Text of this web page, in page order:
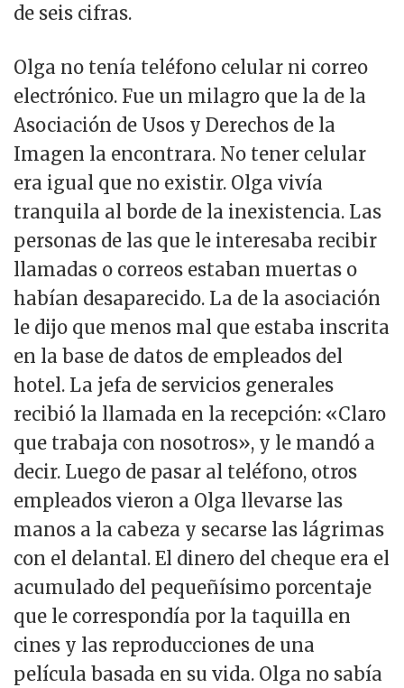
de seis cifras.
Olga no tenía teléfono celular ni correo
electrónico. Fue un milagro que la de la
Asociación de Usos y Derechos de la
Imagen la encontrara. No tener celular
era igual que no existir. Olga vivía
tranquila al borde de la inexistencia. Las
personas de las que le interesaba recibir
llamadas o correos estaban muertas o
habían desaparecido. La de la asociación
le dijo que menos mal que estaba inscrita
en la base de datos de empleados del
hotel. La jefa de servicios generales
recibió la llamada en la recepción: «Claro
que trabaja con nosotros», y le mandó a
decir. Luego de pasar al teléfono, otros
empleados vieron a Olga llevarse las
manos a la cabeza y secarse las lágrimas
con el delantal. El dinero del cheque era el
acumulado del pequeñísimo porcentaje
que le correspondía por la taquilla en
cines y las reproducciones de una
película basada en su vida. Olga no sabía